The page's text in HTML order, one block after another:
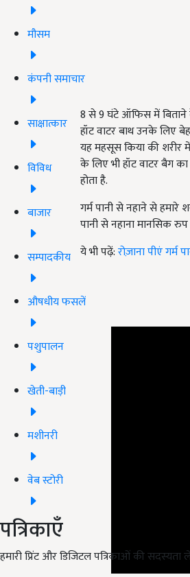
मौसम
कंपनी समाचार
साक्षात्कार
विविध
बाजार
सम्पादकीय
औषधीय फसलें
पशुपालन
खेती-बाड़ी
मशीनरी
वेब स्टोरी
पत्रिकाएँ
हमारी प्रिंट और डिजिटल पत्रिकाओं की सदस्यता
8 से 9 घंटे ऑफिस में बिताने
हॉट वाटर बाथ उनके लिए
यह महसूस किया की
के लिए भी हॉट वाटर बैग
होता है.
गर्म पानी से नहाने से हमारे
पानी से नहाना मानसिक रुप
ये भी पढ़ें:रोज़ाना पीएं गर्म